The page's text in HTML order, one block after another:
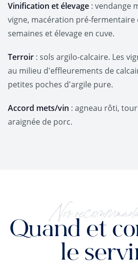
Vinification et élevage : vendange
vigne, macération pré-fermentaire
semaines et élevage en cuve.
Terroir : sols argilo-calcaire. Les
au milieu d'effleurements de
petites poches d'argile pure.
Accord mets/vin : agneau rôti,
araignée de porc.
Nos
Quand et
le